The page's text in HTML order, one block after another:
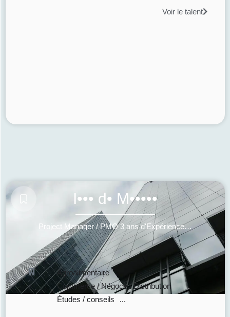
Voir le talent
I••• d• M•••••
Project Manager / PMO 3 ans d'Expérience - Account Manager B2B SaaS 2 ans d'Expérience
Agroalimentaire
Commerce / Négoce / Distribution
Études / conseils
...